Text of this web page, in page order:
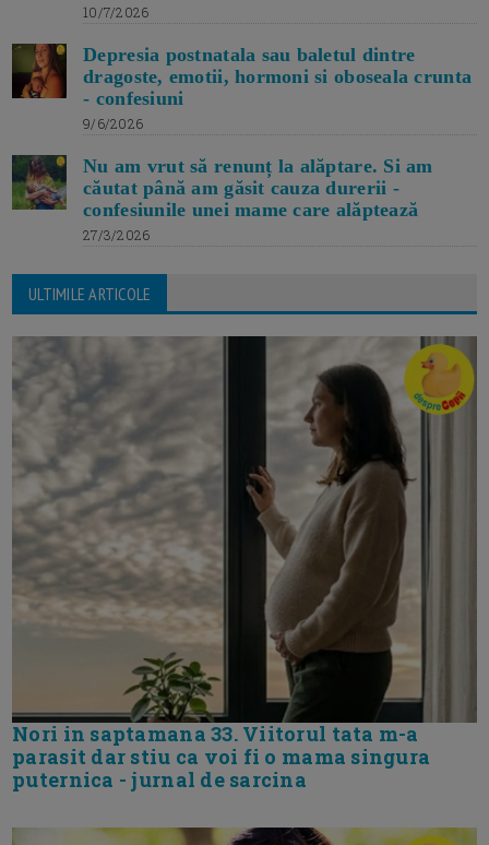
10/7/2026
Depresia postnatala sau baletul dintre
dragoste, emotii, hormoni si oboseala crunta
- confesiuni
9/6/2026
Nu am vrut să renunț la alăptare. Si am
căutat până am găsit cauza durerii -
confesiunile unei mame care alăptează
27/3/2026
ULTIMILE ARTICOLE
Nori in saptamana 33. Viitorul tata m-a
parasit dar stiu ca voi fi o mama singura
puternica - jurnal de sarcina